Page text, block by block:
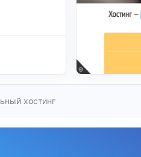
хостинг